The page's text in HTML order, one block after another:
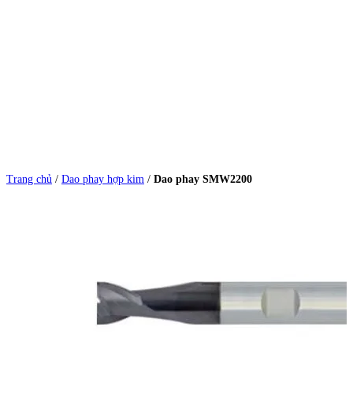
Trang chủ / Dao phay hợp kim / Dao phay SMW2200